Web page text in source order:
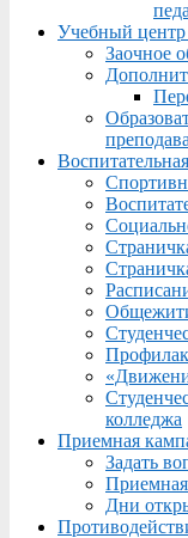
Учебный
Заочное
колледжа
Приемная
Задать
Дни